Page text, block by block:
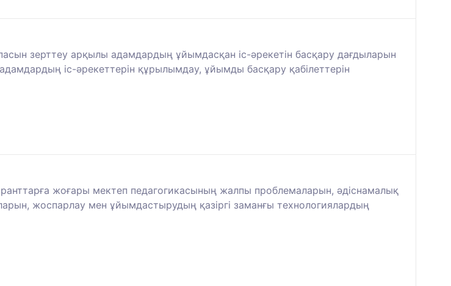
зерттеу арқылы адамдардың ұйымдасқан іс-әрекетін басқару дағдыларын
іс-әрекеттерін құрылымдау, ұйымды басқару қабілеттерін
жоғары мектеп педагогикасының жалпы проблемаларын, әдіснамалық
жоспарлау мен ұйымдастырудың қазіргі заманғы технологиялардың